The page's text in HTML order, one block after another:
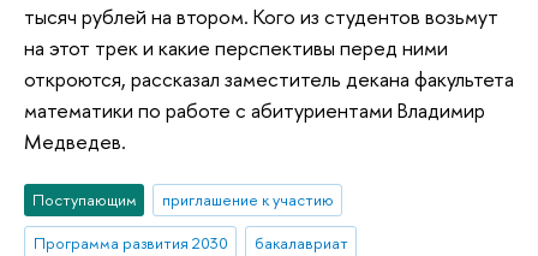
тысяч рублей на втором. Кого из студентов возьмут
на этот трек и какие перспективы перед ними
откроются, рассказал заместитель декана факультета
математики по работе с абитуриентами Владимир
Медведев.
Поступающим
приглашение к участию
Программа развития 2030
бакалавриат